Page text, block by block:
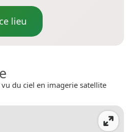
lieu
du ciel en imagerie satellite